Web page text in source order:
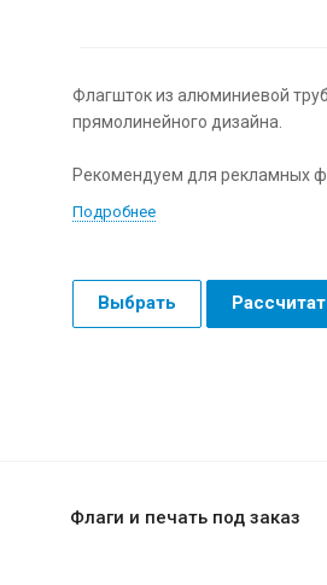
Флагшток из алюминиевой
прямолинейного дизайна.
Рекомендуем для рекламных
Подробнее
Выбрать
Флаги и печать под заказ